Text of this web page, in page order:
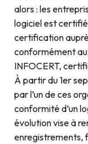
alors : les
logiciel est
certification
conformément
INFOCERT,
À partir du 1er
par l’un de ces
conformité d’un
évolution vise à
enregistrements,